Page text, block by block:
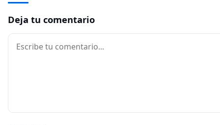
Deja tu comentario
Comentario